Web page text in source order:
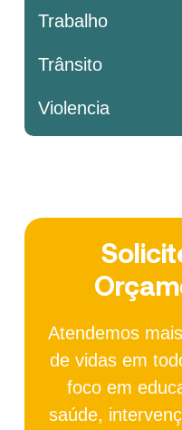
Trabalho
Trânsito
Violencia
Atendemos
de vidas em
foco em
saúde,